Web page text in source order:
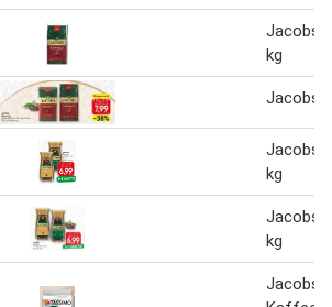
Jacobs
kg
Jacobs
Jacobs
kg
Jacobs
kg
Jacobs